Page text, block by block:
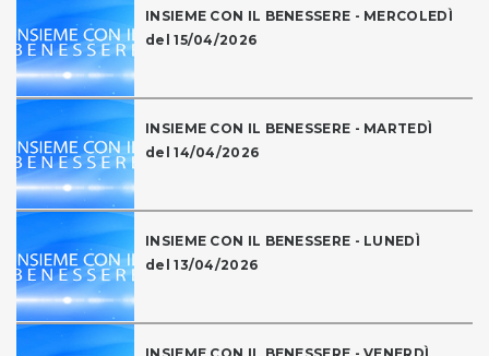
INSIEME CON IL BENESSERE - MERCOLEDÌ
del 15/04/2026
INSIEME CON IL BENESSERE - MARTEDÌ
del 14/04/2026
INSIEME CON IL BENESSERE - LUNEDÌ
del 13/04/2026